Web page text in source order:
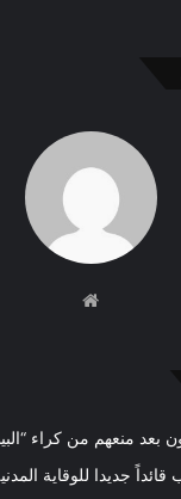
منعهم من كراء
جديدا للوقاية